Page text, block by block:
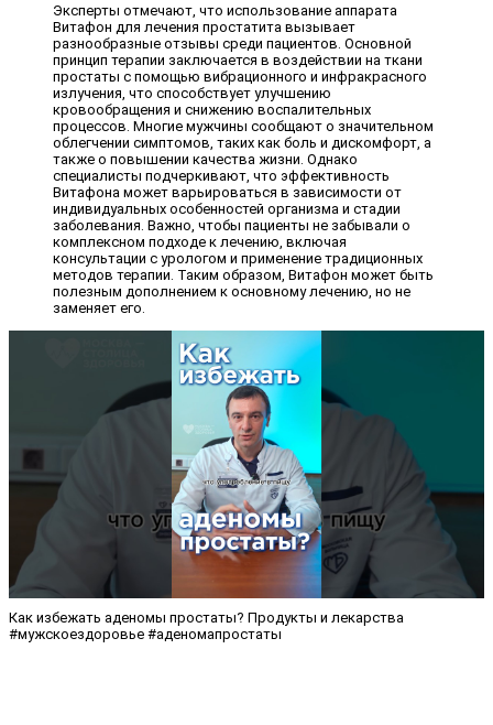
Эксперты отмечают, что использование аппарата
Витафон для лечения простатита вызывает
разнообразные отзывы среди пациентов. Основной
принцип терапии заключается в воздействии на ткани
простаты с помощью вибрационного и инфракрасного
излучения, что способствует улучшению
кровообращения и снижению воспалительных
процессов. Многие мужчины сообщают о значительном
облегчении симптомов, таких как боль и дискомфорт, а
также о повышении качества жизни. Однако
специалисты подчеркивают, что эффективность
Витафона может варьироваться в зависимости от
индивидуальных особенностей организма и стадии
заболевания. Важно, чтобы пациенты не забывали о
комплексном подходе к лечению, включая
консультации с урологом и применение традиционных
методов терапии. Таким образом, Витафон может быть
полезным дополнением к основному лечению, но не
заменяет его.
Как избежать аденомы простаты? Продукты и лекарства
#мужскоездоровье #аденомапростаты